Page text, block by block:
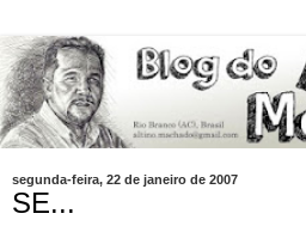
segunda-feira, 22 de janeiro de 2007
SE...